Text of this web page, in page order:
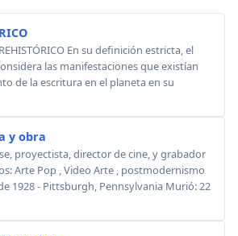
En su definición estricta, el
las manifestaciones que existían
de la escritura en el planeta en su
y obra
proyectista, director de cine, y grabador
Arte Pop , Video Arte , postmodernismo
1928 - Pittsburgh, Pennsylvania Murió: 22